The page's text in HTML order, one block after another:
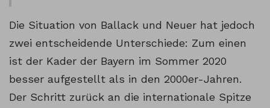
Die Situation von Ballack und Neuer hat jedoch
zwei entscheidende Unterschiede: Zum einen
ist der Kader der Bayern im Sommer 2020
besser aufgestellt als in den 2000er-Jahren.
Der Schritt zurück an die internationale Spitze